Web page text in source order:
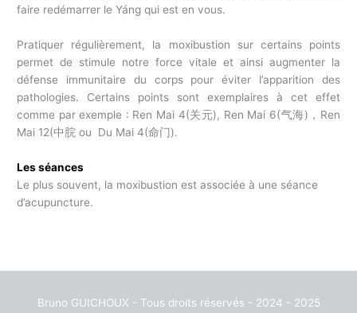
faire redémarrer le Yáng qui est en vous.
Pratiquer régulièrement, la moxibustion sur certains points
permet de stimule notre force vitale et ainsi augmenter la
défense immunitaire du corps pour éviter l’apparition des
pathologies. Certains points sont exemplaires à cet effet
comme par exemple : Ren Mai 4(关元), Ren Mai 6(气海)，Ren
Mai 12(中脘 ou Du Mai 4(命门).
Les séances
Le plus souvent, la moxibustion est associée à une séance
d’acupuncture.
Bruno GUICHOUX - Tous droits réservés - 2024 - 2025